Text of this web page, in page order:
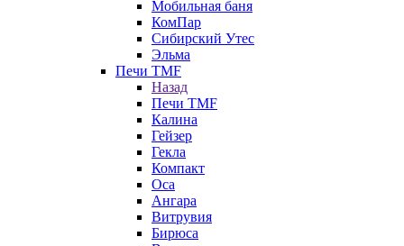
Мобильная баня
КомПар
Сибирский Утес
Эльма
Печи TMF
Назад
Печи TMF
Калина
Гейзер
Гекла
Компакт
Оса
Ангара
Витрувия
Бирюса